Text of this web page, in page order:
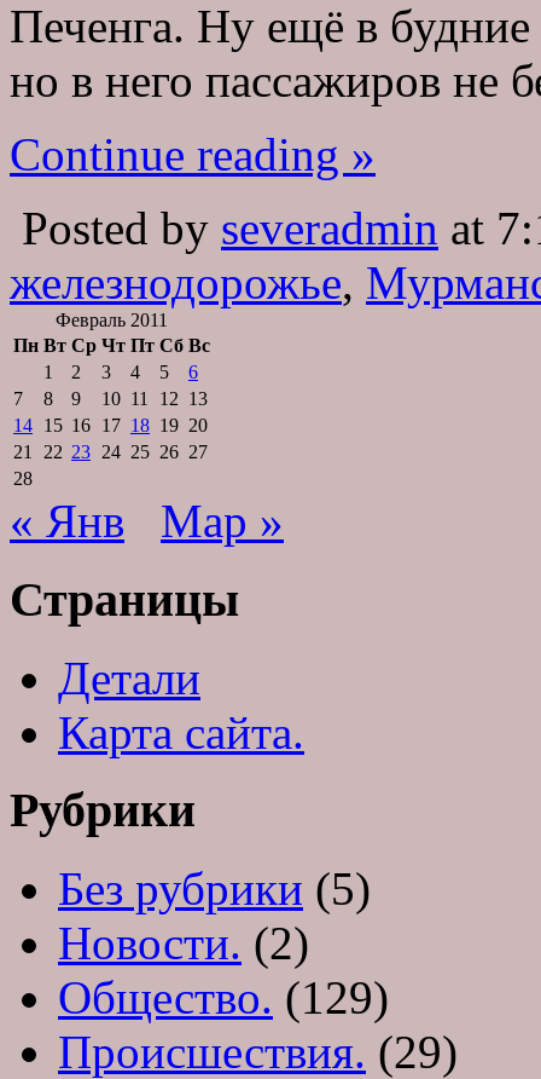
Печенга. Ну ещё в
но в него пассажиров не
Continue reading »
Posted by severadmin at
железнодорожье,
Февраль 2011
Пн Вт Ср Чт Пт Сб Вс
1
2 3 4 5
6
7
8 9 10 11 12 13
14 15 16 17 18 19 20
21
22 23 24 25 26 27
28
« Янв Мар »
Страницы
Детали
Карта сайта.
Рубрики
Без рубрики (5)
Новости. (2)
Общество. (129)
Происшествия. (29)